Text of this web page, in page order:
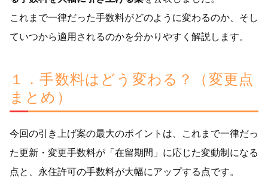
これまで一律だった手数料がどのように変わるのか、そし
ていつから適用されるのかを分かりやすく解説します。
１．手数料はどう変わる？（変更点
まとめ）
今回の引き上げ案の最大のポイントは、これまで一律だっ
た更新・変更手数料が「在留期間」に応じた変動制になる
点と、永住許可の手数料が大幅にアップする点です。